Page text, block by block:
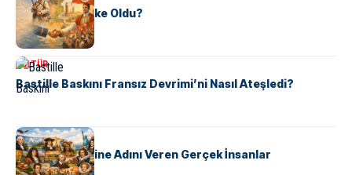
Tunus Nasıl Ülke Oldu?
KÜLTÜR
Bastille Baskını Fransız Devrimi’ni Nasıl Ateşledi?
KÜLTÜR
ABD Eyaletlerine Adını Veren Gerçek İnsanlar